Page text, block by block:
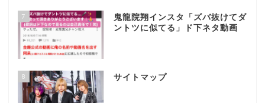
7
鬼龍院翔インスタ「ズバ抜けてダ
ントツに似てる」ド下ネタ動画
8 サイトマップ